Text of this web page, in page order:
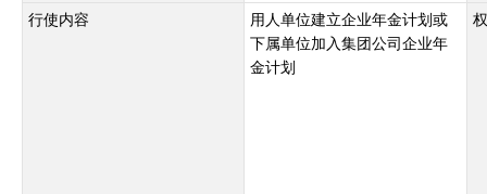
行使内容
用人单位建立企业年金计划或
下属单位加入集团公司企业年
金计划